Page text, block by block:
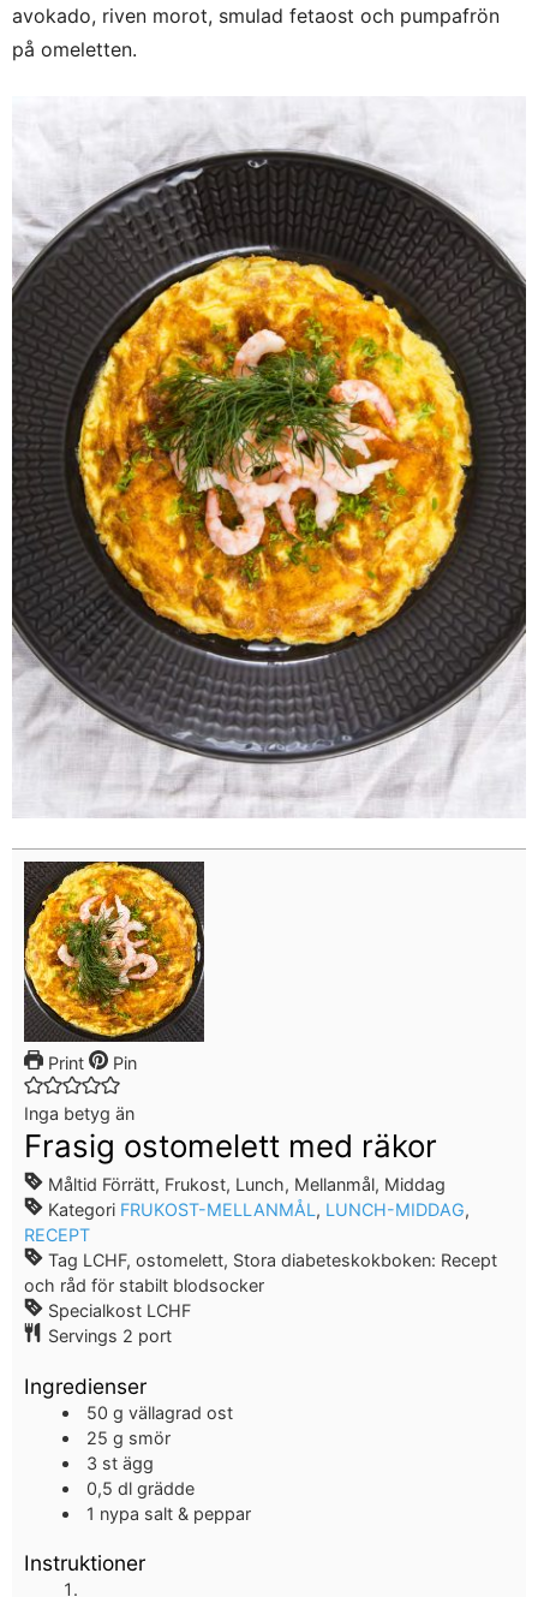
avokado, riven morot, smulad fetaost och pumpafrön
på omeletten.
Print Pin
Inga betyg än
Frasig ostomelett med räkor
Måltid Förrätt, Frukost, Lunch, Mellanmål, Middag
Kategori FRUKOST-MELLANMÅL , LUNCH-MIDDAG,
RECEPT
Tag LCHF, ostomelett, Stora diabeteskokboken: Recept
och råd för stabilt blodsocker
Specialkost LCHF
Servings 2 port
Ingredienser
50 g vällagrad ost
25 g smör
3 st ägg
0,5 dl grädde
1 nypa salt & peppar
Instruktioner